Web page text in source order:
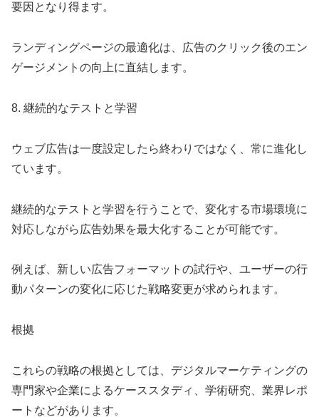
要因となり得ます。
ランディングページの最適化は、広告のクリック後のエン
ゲージメントの向上に直結します。
8. 継続的なテストと学習
ウェブ広告は一度設定したら終わりではなく、常に進化し
ています。
継続的なテストと学習を行うことで、変化する市場環境に
対応しながら広告効果を最大化することが可能です。
例えば、新しい広告フォーマットの試行や、ユーザーの行
動パターンの変化に応じた戦略変更が求められます。
根拠
これらの戦略の根拠としては、デジタルマーケティングの
専門家や企業によるケーススタディ、学術研究、業界レポ
ートなどがあります。